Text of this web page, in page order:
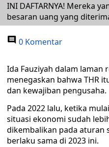
INI DAFTARNYA! Mereka
besaran uang yang
0 Komentar
Ida Fauziyah dalam laman
menegaskan bahwa THR
dan kewajiban pengusaha.
Pada 2022 lalu, ketika
situasi ekonomi sudah
dikembalikan pada aturan
berlaku sama di 2023 ini.